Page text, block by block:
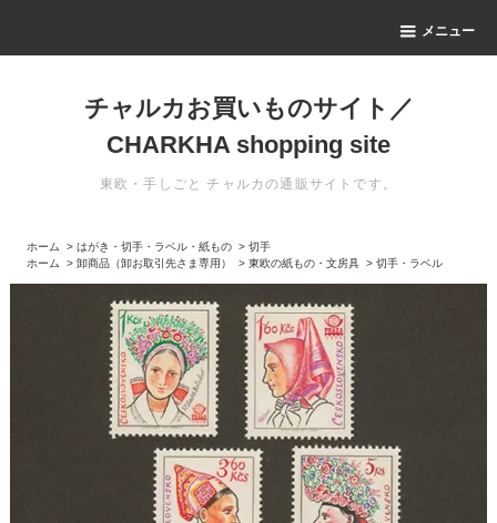
メニュー
チャルカお買いものサイト／
CHARKHA shopping site
東欧・手しごと チャルカの通販サイトです。
ホーム >はがき・切手・ラベル・紙もの >切手
ホーム
>卸商品（卸お取引先さま専用） >東欧の紙もの・文房具 >切手・ラベル